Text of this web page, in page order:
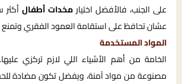
على الجنب، فالأفضل اختيار مخدات أطفال
عشان تحافظ على استقامة العمود الفقري وتمنع
المواد المستخدمة
الخامة من أهم الأشياء اللي لازم تركزي
مصنوعة من مواد آمنة، ويفضل تكون مضادة